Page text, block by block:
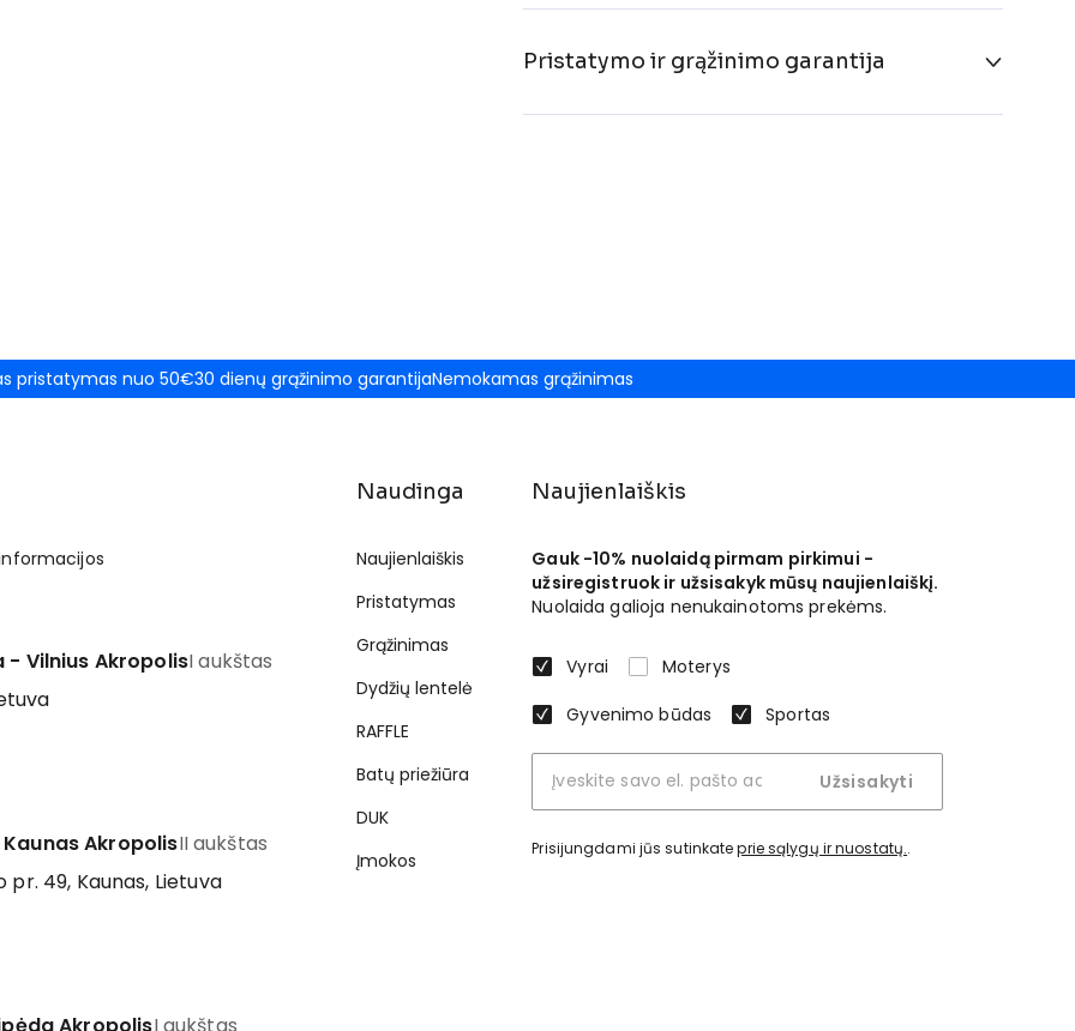
Pristatymo ir grąžinimo garantija
pristatymas nuo 50€30 dienų grąžinimo garantijaNemokamas grąžinimas
- Vilnius AkropolisI aukštas
AkropolisII aukštas
pr. 49, Kaunas, Lietuva
Naudinga
Naujienlaiškis
Pristatymas
Grąžinimas
Dydžių lentelė
RAFFLE
Batų priežiūra
DUK
Įmokos
Naujienlaiškis
Gauk -10% nuolaidą pirmam pirkimui -
užsiregistruok ir užsisakyk mūsų naujienlaiškį.
Nuolaida galioja nenukainotoms prekėms.
Vyrai
Moterys
Gyvenimo būdas
Sportas
Užsisakyti
Prisijungdami jūs sutinkateprie sąlygų ir nuostatų..